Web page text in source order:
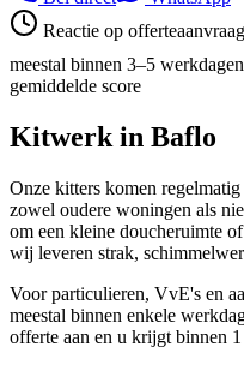
Reactie op
meestal binnen 3–5
gemiddelde score
Kitwerk in Baflo
Onze kitters komen
zowel oudere woningen als
om een kleine doucheruimte
wij leveren strak,
Voor particulieren, VvE's en
meestal binnen enkele
offerte aan en u krijgt binnen